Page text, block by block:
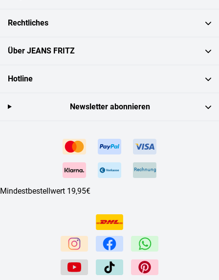
Rechtliches
Über JEANS FRITZ
Hotline
Rechnung
Mindestbestellwert 19,95€
Newsletter abonnieren